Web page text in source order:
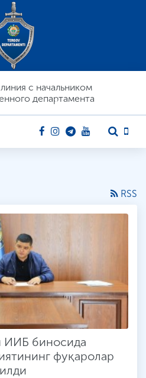
c начальником
департамента
RSS
ИИБ биносида
фуқаролар